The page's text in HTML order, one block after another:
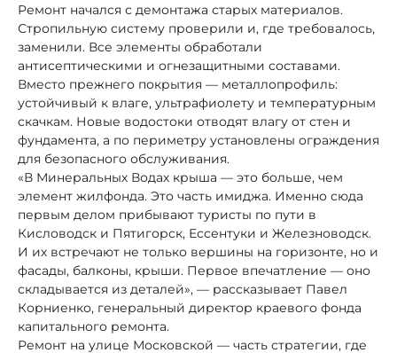
Ремонт начался с демонтажа старых материалов.
Стропильную систему проверили и, где требовалось,
заменили. Все элементы обработали
антисептическими и огнезащитными составами.
Вместо прежнего покрытия — металлопрофиль:
устойчивый к влаге, ультрафиолету и температурным
скачкам. Новые водостоки отводят влагу от стен и
фундамента, а по периметру установлены ограждения
для безопасного обслуживания.
«В Минеральных Водах крыша — это больше, чем
элемент жилфонда. Это часть имиджа. Именно сюда
первым делом прибывают туристы по пути в
Кисловодск и Пятигорск, Ессентуки и Железноводск.
И их встречают не только вершины на горизонте, но и
фасады, балконы, крыши. Первое впечатление — оно
складывается из деталей», — рассказывает Павел
Корниенко, генеральный директор краевого фонда
капитального ремонта.
Ремонт на улице Московской — часть стратегии, где